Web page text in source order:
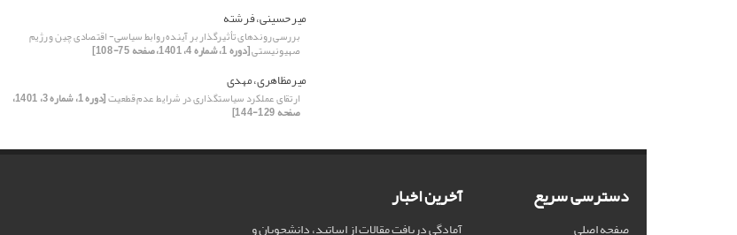
میرحسینی، فرشته
بررسی روندهای تأثیرگذار بر آینده روابط سیاسی- اقتصادی چین و رژیم
صهیونیستی[دوره 1، شماره 4، 1401، صفحه 75-108]
میرمظاهری، مهدی
ارتقای عملکرد سیاست‎گذاری در شرایط عدم قطعیت [دوره 1، شماره 3، 1401،
صفحه 129-144]
دسترسی سریع
صفحه اصلی
آخرین اخبار
آمادگی دریافت مقالات از اساتید، دانشجویان و